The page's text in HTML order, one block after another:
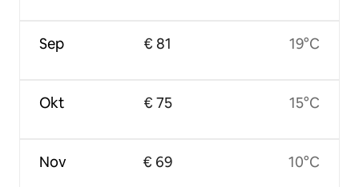
Sep
Okt
Nov
€ 81
€ 75
€ 69
19°C
15°C
10°C